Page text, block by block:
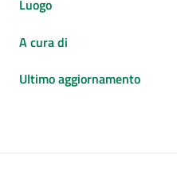
Luogo
A cura di
Ultimo aggiornamento